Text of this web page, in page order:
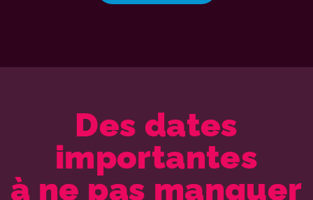
Des dates
importantes
à ne pas manquer